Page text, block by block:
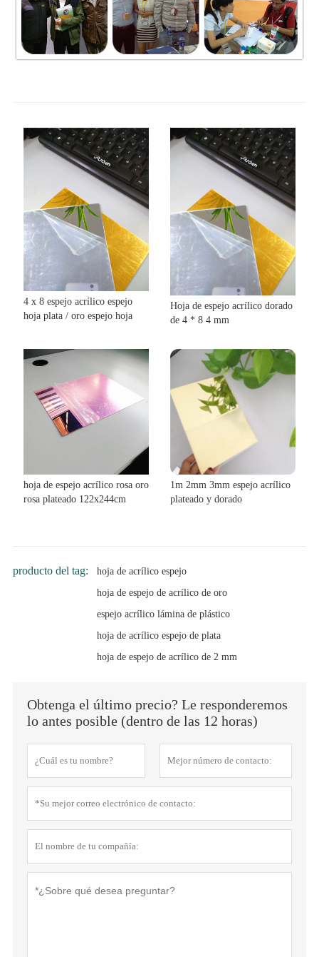
4 x 8 espejo acrílico espejo
hoja plata / oro espejo hoja
Hoja de espejo acrílico dorado
de 4 * 8 4 mm
hoja de espejo acrílico rosa oro
rosa plateado 122x244cm
1m 2mm 3mm espejo acrílico
plateado y dorado
producto del tag:
hoja de acrílico espejo
hoja de espejo de acrílico de oro
espejo acrílico lámina de plástico
hoja de acrílico espejo de plata
hoja de espejo de acrílico de 2 mm
Obtenga el último precio? Le responderemos
lo antes posible (dentro de las 12 horas)